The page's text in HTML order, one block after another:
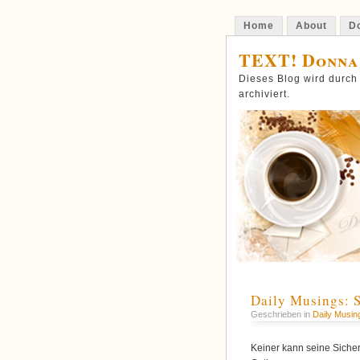
Home About
TEXT!
Dieses Blog wird
archiviert.
Daily Musings:
Geschrieben in Daily
Keiner kann seine